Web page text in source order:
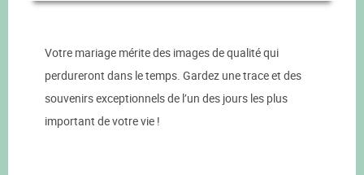
Votre mariage mérite des images de qualité qui
perdureront dans le temps. Gardez une trace et des
souvenirs exceptionnels de l’un des jours les plus
important de votre vie !